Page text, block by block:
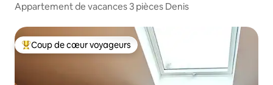
Appartement de vacances 3 pièces Denis
Coup de cœur voyageurs parmi les plus aimés
Coup de cœur voyageurs